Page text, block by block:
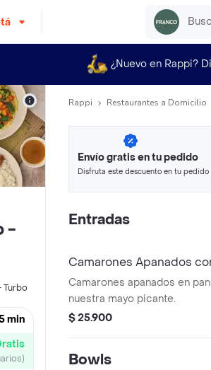
¿Nuevo en Rappi?
-
Turbo
min
Rappi Restaurantes a Domicilio
Envío gratis en tu pedido
Disfruta este descuento en tu pedido
Entradas
Camarones Apanados
Camarones apanados en
nuestra mayo picante.
$ 25.900
Bowls